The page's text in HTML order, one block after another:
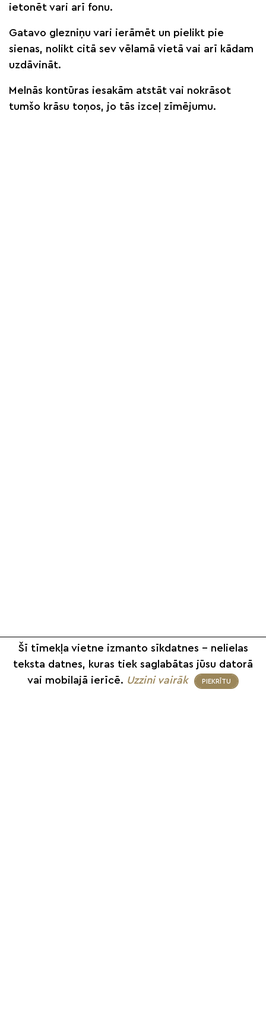
Šī tīmekļa vietne izmanto sīkdatnes – nelielas
teksta datnes, kuras tiek saglabātas jūsu datorā
vai mobilajā ierīcē. Uzzini vairāk PIEKRĪTU
ietonēt vari arī fonu.
Gatavo glezniņu vari ierāmēt un pielikt pie
sienas, nolikt citā sev vēlamā vietā vai arī kādam
uzdāvināt.
Melnās kontūras iesakām atstāt vai nokrāsot
tumšo krāsu toņos, jo tās izceļ zīmējumu.